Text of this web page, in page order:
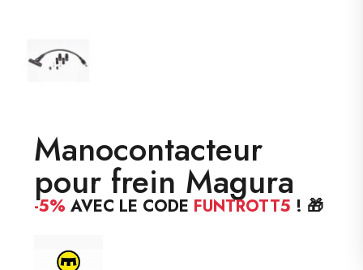
Manocontacteur
pour frein Magura
-5% AVEC LE CODE FUNTROTT5 ! 🎁